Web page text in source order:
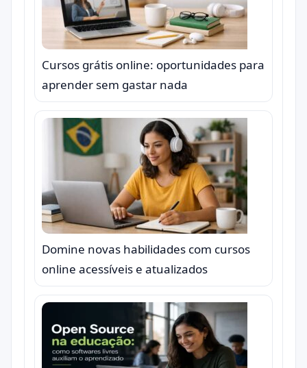
Cursos grátis online: oportunidades para
aprender sem gastar nada
Domine novas habilidades com cursos
online acessíveis e atualizados